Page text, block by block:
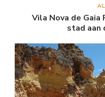
Vila Nova de
stad aan